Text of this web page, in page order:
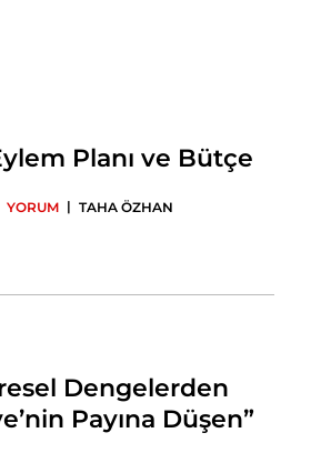
Planı ve Bütçe
YORUM | TAHA ÖZHAN
Dengelerden
Payına Düşen”